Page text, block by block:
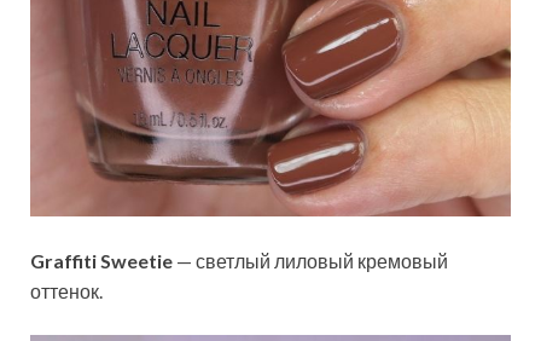
Graffiti Sweetie — светлый лиловый кремовый
оттенок.